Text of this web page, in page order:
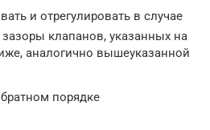
и отрегулировать в случае
клапанов, указанных на
аналогично вышеуказанной
порядке